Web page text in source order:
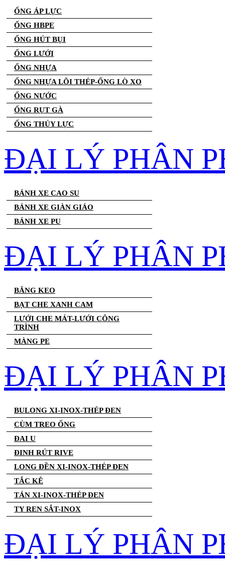
ỐNG ÁP LỰC
ỐNG HBPE
ỐNG HÚT BỤI
ỐNG LƯỚI
ỐNG NHỰA
ỐNG NHỰA LÕI THÉP-ỐNG LÒ XO
ỐNG NƯỚC
ỐNG RỤT GÀ
ỐNG THỦY LỰC
ĐẠI LÝ PHÂN
BÁNH XE CAO SU
BÁNH XE GIÀN GIÁO
BÁNH XE PU
ĐẠI LÝ PHÂN
BĂNG KEO
BẠT CHE XANH CAM
LƯỚI CHE MÁT-LƯỚI CÔNG
TRÌNH
MÀNG PE
ĐẠI LÝ PHÂN
BULONG XI-INOX-THÉP ĐEN
CÙM TREO ỐNG
ĐAI U
ĐINH RÚT RIVE
LONG ĐỀN XI-INOX-THÉP ĐEN
TẮC KÊ
TÁN XI-INOX-THÉP ĐEN
TY REN SẮT-INOX
ĐẠI LÝ PHÂN